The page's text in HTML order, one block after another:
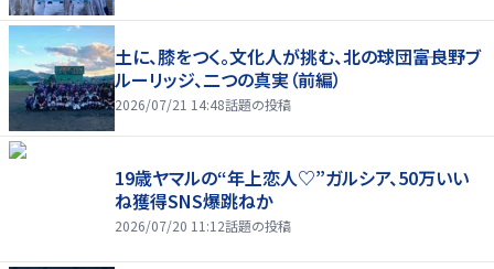
土に、膝をつく。文化人が挑む、北の球団――富良野ブ
ルーリッジ、二つの真実（前編）
2026/07/21 14:48話題の投稿
19歳ヤマルの“年上恋人♡”ガルシア、50万いい
ね獲得SNS爆跳ねか
2026/07/20 11:12話題の投稿